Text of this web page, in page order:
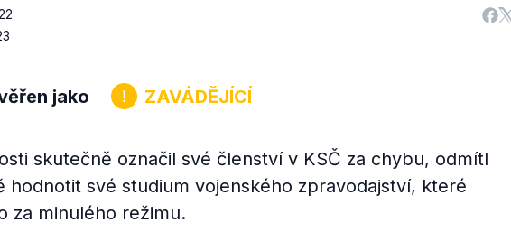
jako ZAVÁDĚJÍCÍ
skutečně označil své členství v KSČ za chybu, odmítl
hodnotit své studium vojenského zpravodajství, které
za minulého režimu.